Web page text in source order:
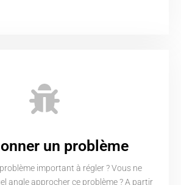
un problème
important à régler ? Vous ne
angle approcher ce problème ? A partir